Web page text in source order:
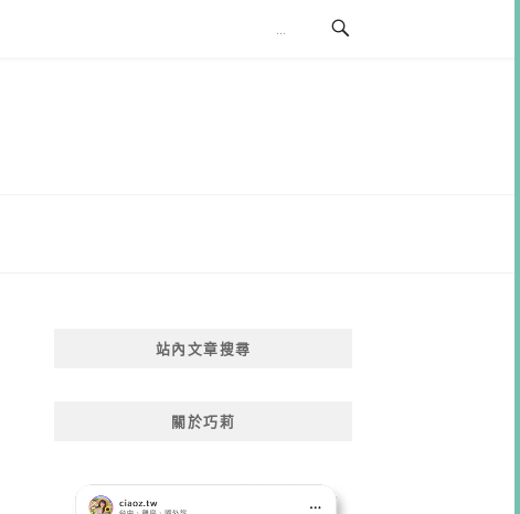
站內文章搜尋
關於巧莉